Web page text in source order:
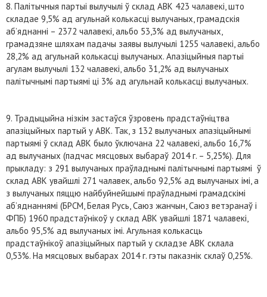
8. Палітычныя партыі вылучылі ў склад АВК 423 чалавекі, што
складае 9,5% ад агульнай колькасці вылучаных, грамадскія
аб’яднанні – 2372 чалавекі, альбо 53,3% ад вылучаных,
грамадзяне шляхам падачы заявы вылучылі 1255 чалавекі, альбо
28,2% ад агульнай колькасці вылучаных. Апазіцыйныя партыі
агулам вылучылі 132 чалавекі, альбо 31,2% ад вылучаных
палітычнымі партыямі ці 3% ад агульнай колькасці вылучаных.
9. Традыцыйна нізкім застаўся ўзровень прадстаўніцтва
апазіцыйных партый у АВК. Так, з 132 вылучаных апазіцыйнымі
партыямі ў склад АВК было ўключана 22 чалавекі, альбо 16,7%
ад вылучаных (падчас мясцовых выбараў 2014 г. – 5,25%). Для
прыкладу: з 291 вылучаных праўладнымі палітычнымі партыямі ў
склад АВК увайшлі 271 чалавек, альбо 92,5% ад вылучаных імі, а
з вылучаных пяццю найбуйнейшымі праўладнымі грамадскімі
аб’яднаннямі (БРСМ, Белая Русь, Саюз жанчын, Саюз ветэранаў і
ФПБ) 1960 прадстаўнікоў у склад АВК увайшлі 1871 чалавекі,
альбо 95,5% ад вылучаных імі. Агульная колькасць
прадстаўнікоў апазіцыйных партый у складзе АВК склала
0,53%. На мясцовых выбарах 2014 г. гэты паказнік склаў 0,25%.